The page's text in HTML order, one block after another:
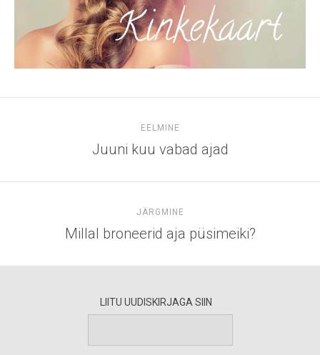
EELMINE
Juuni kuu vabad ajad
JÄRGMINE
Millal broneerid aja püsimeiki?
LIITU UUDISKIRJAGA SIIN